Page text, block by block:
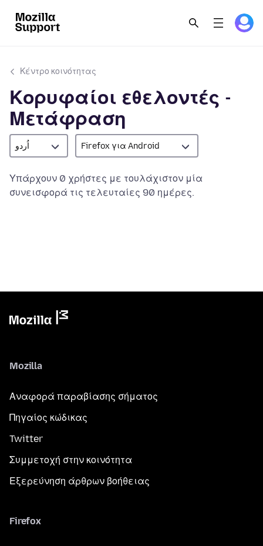
Κέντρο κοινότητας
Κορυφαίοι εθελοντές -
Μετάφραση
اُردو Firefox για Android
Υπάρχουν 0 χρήστες με τουλάχιστον μία
συνεισφορά τις τελευταίες 90 ημέρες.
Mozilla
Αναφορά παραβίασης σήματος
Πηγαίος κώδικας
Twitter
Συμμετοχή στην κοινότητα
Εξερεύνηση άρθρων βοήθειας
Firefox